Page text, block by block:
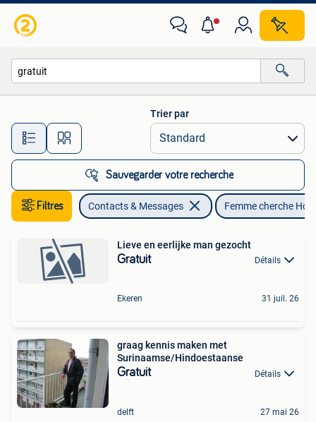
Toutes les distances…
Trier par
Sauvegarder votre recherche
Filtres Contacts & Messages Femme cherche
Lieve en eerlijke man gezocht
Gratuit Détails
Ekeren 31 juil. 26
graag kennis maken met
Surinaamse/Hindoestaanse
Gratuit Détails
delft 27 mai 26